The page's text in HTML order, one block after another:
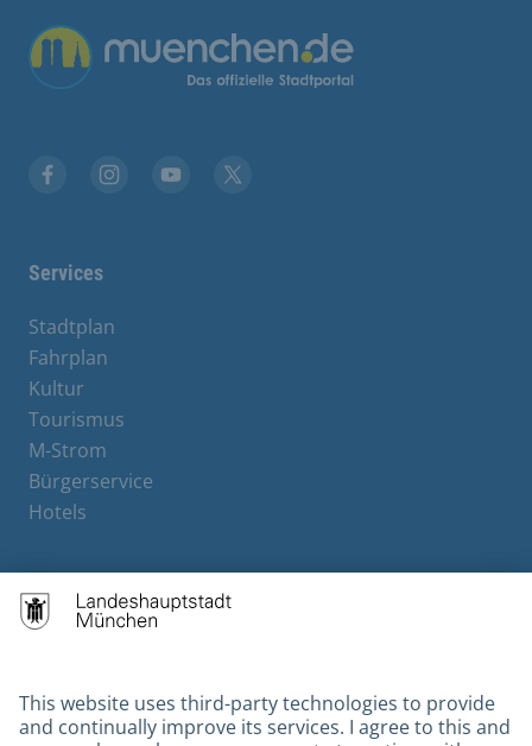
Übergreifende Links
Services
Stadtplan
Fahrplan
Kultur
Tourismus
M-Strom
Bürgerservice
Hotels
Contact
Gebärdensprache